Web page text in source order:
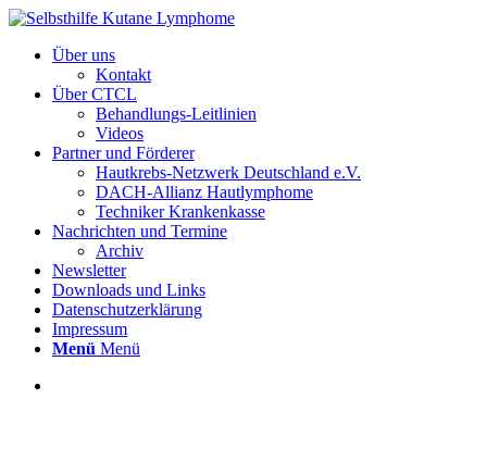
Über uns
Kontakt
Über CTCL
Behandlungs-Leitlinien
Videos
Partner und Förderer
Hautkrebs-Netzwerk Deutschland e.V.
DACH-Allianz Hautlymphome
Techniker Krankenkasse
Nachrichten und Termine
Archiv
Newsletter
Downloads und Links
Datenschutzerklärung
Impressum
Menü Menü